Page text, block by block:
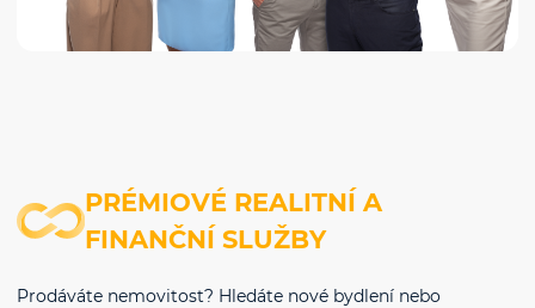
PRÉMIOVÉ REALITNÍ A
FINANČNÍ SLUŽBY
Prodáváte nemovitost? Hledáte nové bydlení nebo